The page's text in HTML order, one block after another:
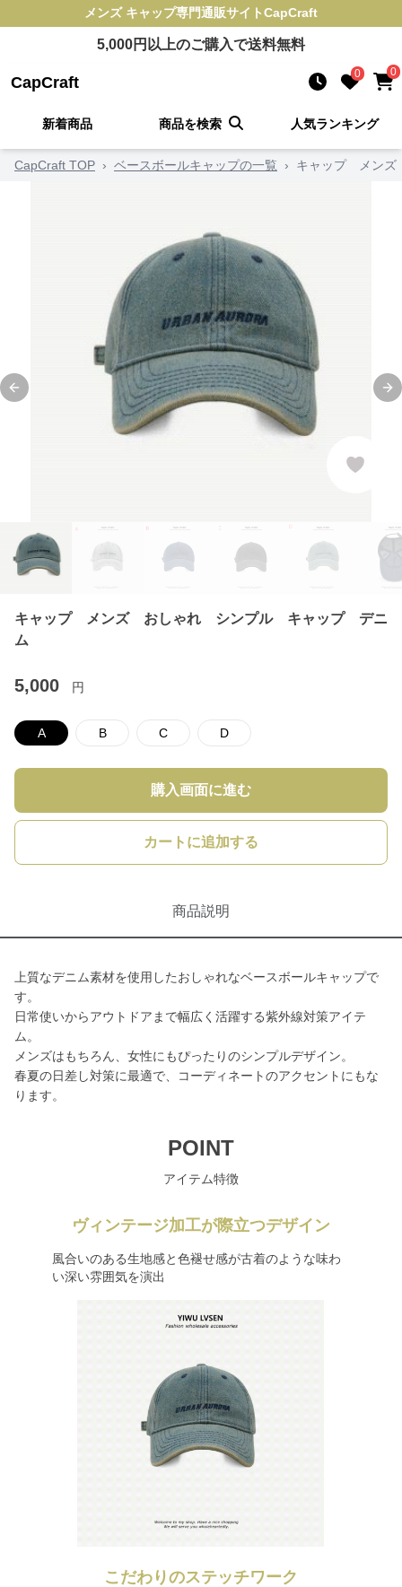
メンズ キャップ専門通販サイトCapCraft
5,000円以上のご購入で送料無料
CapCraft 0 0
新着商品 商品を検索 人気ランキング
CapCraft TOP › ベースボールキャップの一覧 › キャップ メン
Previous slide
キャップ メンズ おしゃれ シンプル キャップ デニ
ム
5,000 円
A B C D
購入画面に進む
カートに追加する
商品説明
上質なデニム素材を使用したおしゃれなベースボールキャップで
す。
日常使いからアウトドアまで幅広く活躍する紫外線対策アイテ
ム。
メンズはもちろん、女性にもぴったりのシンプルデザイン。
春夏の日差し対策に最適で、コーディネートのアクセントにもな
ります。
POINT
アイテム特徴
ヴィンテージ加工が際立つデザイン
風合いのある生地感と色褪せ感が古着のような味わ
い深い雰囲気を演出
こだわりのステッチワーク